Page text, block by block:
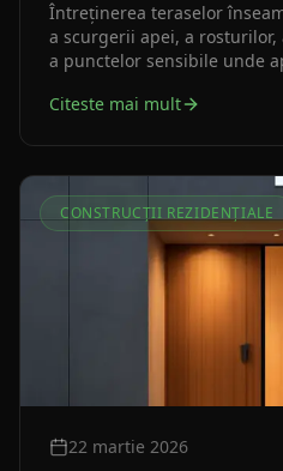
Întreținerea teraselor
a scurgerii apei, a
a punctelor sensibile unde
făcute la timp, înainte ca
Citeste mai mult
CONSTRUCȚII REZIDENȚIALE
22 martie 2026